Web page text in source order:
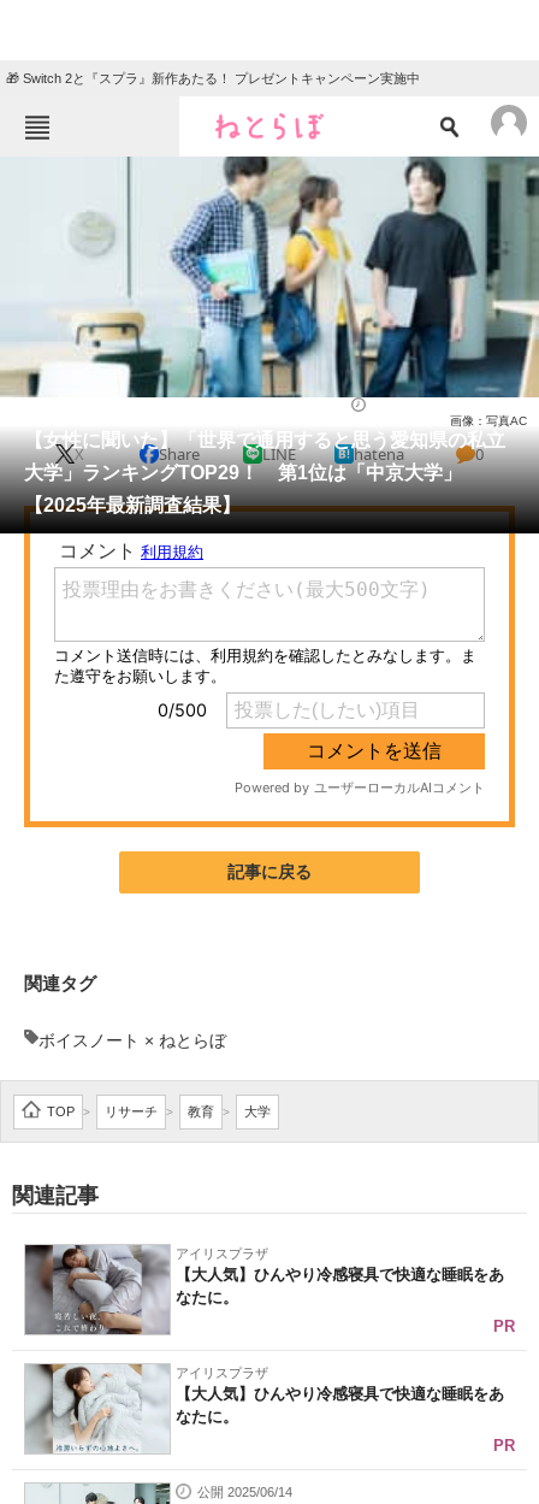
🎁 Switch 2と『スプラ』新作あたる！ プレゼントキャンペーン実施中
ニュース
クイズ
地域
教育・育児
動物 リサーチ
会員記事
メディア
注目記事を集めた総合ページ
ITの今と未来を見通す
スマホと通信の最新トレンド
進化するPCとデバイスの未来
AI活用のいまが分かる
企業向けIT製品の総合サイト
製造業のIT導入・活用を支援
モノづくり技術者専門サイト
エレクトロニクス専門サイト
電子設計の基本と応用
エネルギーの専門メディア
建設×テクノロジーの最前線
【女性に聞いた】「世界で通用すると思う愛知県の私立
大学」ランキングTOP29！ 第1位は「中京大学」
【2025年最新調査結果】
画像：写真AC
X Share LINE hatena 0
記事に戻る
関連タグ
ボイスノート × ねとらぼ
TOP > リサーチ > 教育 > 大学
関連記事
アイリスプラザ
【大人気】ひんやり冷感寝具で快適な睡眠をあ
なたに。
PR
アイリスプラザ
【大人気】ひんやり冷感寝具で快適な睡眠をあ
なたに。
PR
公開 2025/06/14